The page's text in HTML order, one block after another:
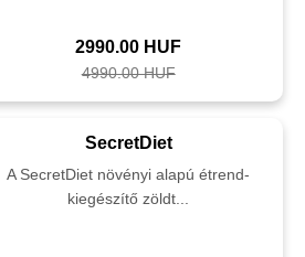
2990.00 HUF
4990.00 HUF
SecretDiet
A SecretDiet növényi alapú étrend-
kiegészítő zöldt...